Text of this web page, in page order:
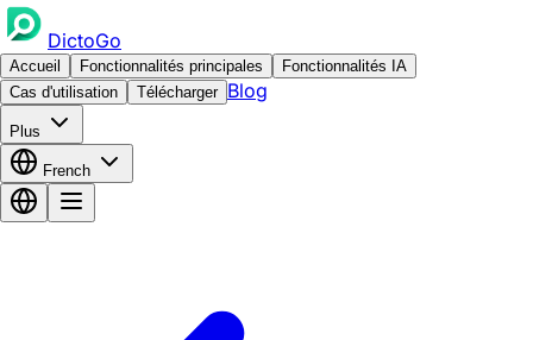
DictoGo
Accueil Fonctionnalités principales
Fonctionnalités IA
Cas d'utilisation
Télécharger Blog
Plus
French